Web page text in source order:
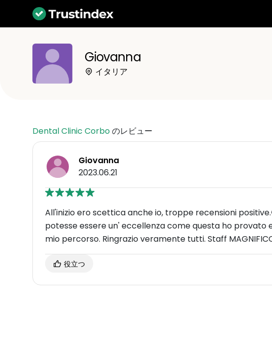
Giovanna
イタリア
Dental Clinic Corboのレビュー
Giovanna
2023.06.21
All'inizio ero scettica anche io, troppe recensioni
potesse essere un' eccellenza come questa ho provato
mio percorso. Ringrazio veramente tutti. Staff
役立つ